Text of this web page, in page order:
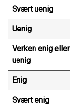
Svært uenig
Uenig
Verken enig eller
uenig
Enig
Svært enig